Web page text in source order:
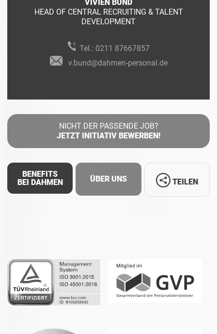
VIVIEN BUND
HEAD OF CENTRAL RECRUITING & TALENT
DEVELOPMENT
Tel.: 0211 87667857
v.bund@dahmen-personal.de
NICHT DER PASSENDE JOB?
JETZT INITIATIV BEWERBEN!
BENEFITS
BEI DAHMEN
ÜBER UNS TEILEN